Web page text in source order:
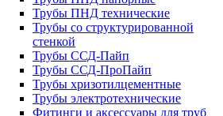
Трубы ПНД технические
Трубы со структурированной
стенкой
Трубы ССД-Пайп
Трубы ССД-ПроПайп
Трубы хризотилцементные
Трубы электротехнические
Фитинги и аксессуары для труб